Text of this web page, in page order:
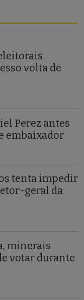
volta de
Perez antes
embaixador
tenta impedir
geral da
minerais
votar durante